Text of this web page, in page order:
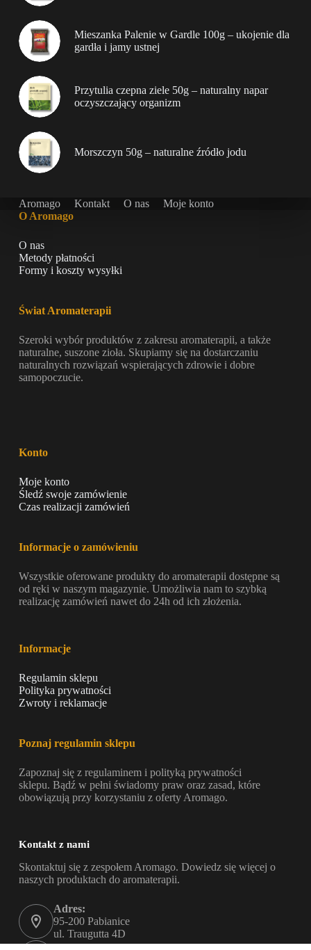
Mieszanka Palenie w Gardle 100g – ukojenie dla
gardła i jamy ustnej
Przytulia czepna ziele 50g – naturalny napar
oczyszczający organizm
Morszczyn 50g – naturalne źródło jodu
Aromago Kontakt O nas
Moje konto
O Aromago
O nas
Metody płatności
Formy i koszty wysyłki
Świat Aromaterapii
Szeroki wybór produktów z zakresu aromaterapii, a także
naturalne, suszone zioła. Skupiamy się na dostarczaniu
naturalnych rozwiązań wspierających zdrowie i dobre
samopoczucie.
Konto
Moje konto
Śledź swoje zamówienie
Czas realizacji zamówień
Informacje o zamówieniu
Wszystkie oferowane produkty do aromaterapii dostępne są
od ręki w naszym magazynie. Umożliwia nam to szybką
realizację zamówień nawet do 24h od ich złożenia.
Informacje
Regulamin sklepu
Polityka prywatności
Zwroty i reklamacje
Poznaj regulamin sklepu
Zapoznaj się z regulaminem i polityką prywatności
sklepu. Bądź w pełni świadomy praw oraz zasad, które
obowiązują przy korzystaniu z oferty Aromago.
Kontakt z nami
Skontaktuj się z zespołem Aromago. Dowiedz się więcej o
naszych produktach do aromaterapii.
Adres:
95-200 Pabianice
ul. Traugutta 4D